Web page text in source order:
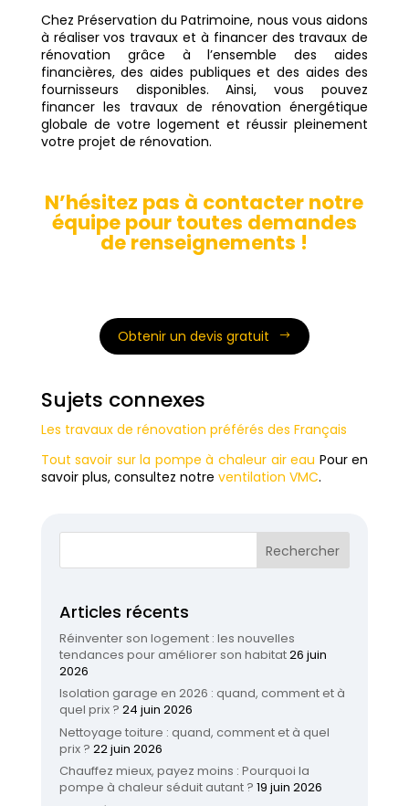
Chez Préservation du Patrimoine, nous vous aidons
à réaliser vos travaux et à financer des travaux de
rénovation grâce à l’ensemble des aides
financières, des aides publiques et des aides des
fournisseurs disponibles. Ainsi, vous pouvez
financer les travaux de rénovation énergétique
globale de votre logement et réussir pleinement
votre projet de rénovation.
N’hésitez pas à contacter notre
équipe pour toutes demandes
de renseignements !
Obtenir un devis gratuit
Sujets connexes
Les travaux de rénovation préférés des Français
Tout savoir sur la pompe à chaleur air eau Pour en
savoir plus, consultez notre ventilation VMC.
Articles récents
Réinventer son logement : les nouvelles
tendances pour améliorer son habitat26 juin
2026
Isolation garage en 2026 : quand, comment et à
quel prix ? 24 juin 2026
Nettoyage toiture : quand, comment et à quel
prix ? 22 juin 2026
Chauffez mieux, payez moins : Pourquoi la
pompe à chaleur séduit autant ? 19 juin 2026